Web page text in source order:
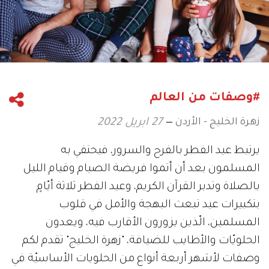
#وصفات من العالم
زهرة الخليج - الأردن 27 ابريل 2022
يرتبط عيد الفطر بالفرح والسرور، فيحتفي به
المسلمون بعد أن أتموا فريضة الصيام وقيام الليل
بالصلاة وتدبر القرآن الكريم، وعيد الفطر ثلاثة أيّامٍ
بتكبيرات عيد تبعث البهجة والأمل في قلوب
المسلمين، الّذين يزورون الأقارب فيه، ويعدون
الحلويّات والأطايب للضيافة، "زهرة الخليج" تقدم لكم
وصفات لأشهر أربعة أنواع من الحلويات الأساسيّة في